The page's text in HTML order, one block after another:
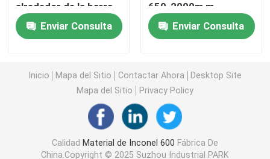
Hastelloy C 276
Hastelloy B
Hastelloy B3
alrededor de la barra
Enviar Consulta
650-2000m m
Enviar Consulta
Inicio Mapa del Sitio Contactar Ahora
Desktop Site
Mapa del Sitio
Privacy Policy
Calidad Material de Inconel 600 Fábrica De
China.Copyright © 2025 Suzhou Industrial PARK